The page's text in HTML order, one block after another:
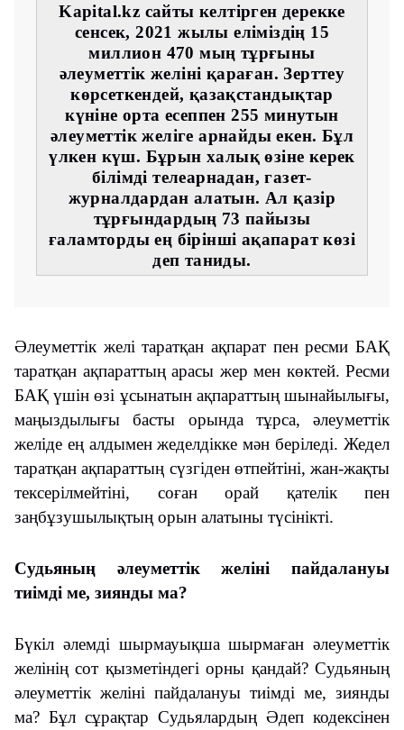
Kapital.kz сайты келтірген дерекке
сенсек, 2021 жылы еліміздің 15
миллион 470 мың тұрғыны
әлеуметтік желіні қараған. Зерттеу
көрсеткендей, қазақстандықтар
күніне орта есеппен 255 минутын
әлеуметтік желіге арнайды екен. Бұл
үлкен күш. Бұрын халық өзіне керек
білімді телеарнадан, газет-
журналдардан алатын. Ал қазір
тұрғындардың 73 пайызы
ғаламторды ең бірінші ақапарат көзі
деп таниды.
Әлеуметтік желі таратқан ақпарат пен ресми БАҚ
таратқан ақпараттың арасы жер мен көктей. Ресми
БАҚ үшін өзі ұсынатын ақпараттың шынайылығы,
маңыздылығы басты орында тұрса, әлеуметтік
желіде ең алдымен жеделдікке мән беріледі. Жедел
таратқан ақпараттың сүзгіден өтпейтіні, жан-жақты
тексерілмейтіні, соған орай қателік пен
заңбұзушылықтың орын алатыны түсінікті.
Судьяның әлеуметтік желіні пайдалануы
тиімді ме, зиянды ма?
Бүкіл әлемді шырмауықша шырмаған әлеуметтік
желінің сот қызметіндегі орны қандай? Судьяның
әлеуметтік желіні пайдалануы тиімді ме, зиянды
ма? Бұл сұрақтар Судьялардың Әдеп кодексінен